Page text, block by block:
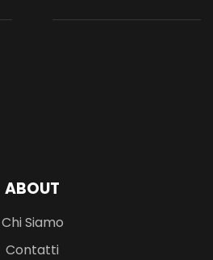
ABOUT
Chi Siamo
Contatti